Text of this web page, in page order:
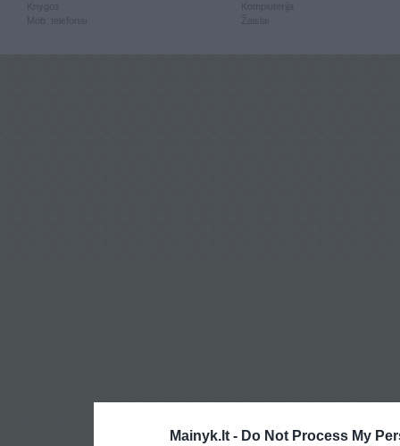
Mainyk.lt - Do Not Process My
Knygos
Mob. telefonai
Kompiuterija
Žaislai